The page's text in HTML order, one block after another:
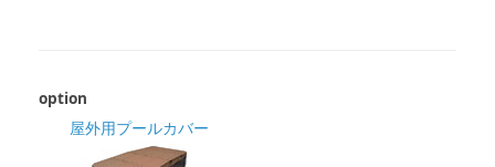
option
屋外用プールカバー